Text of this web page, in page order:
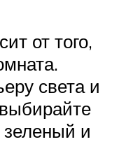
от того,
света и
и